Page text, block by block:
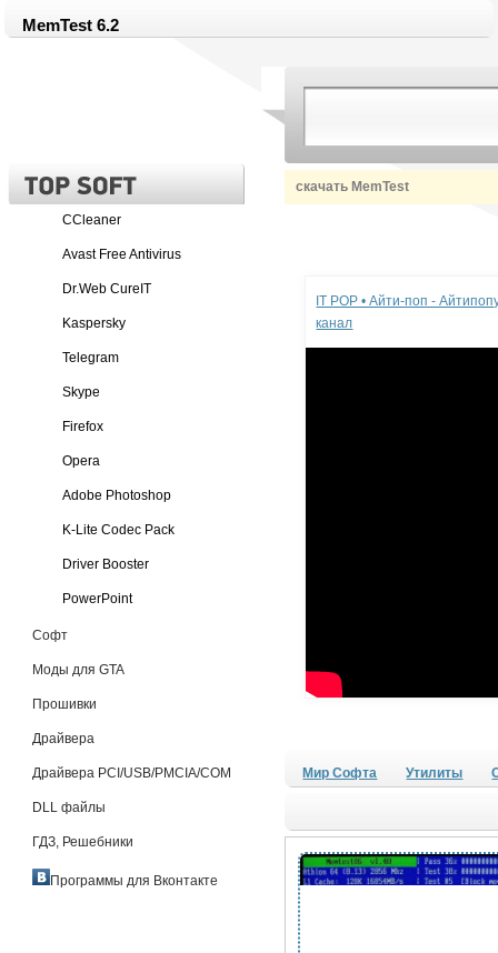
MemTest 6.2
скачать MemTest
CCleaner
Avast Free Antivirus
Dr.Web CureIT
Kaspersky
Telegram
Skype
Firefox
Opera
Adobe Photoshop
K-Lite Codec Pack
Driver Booster
PowerPoint
Софт
Моды для GTA
Прошивки
Драйвера
Драйвера PCI/USB/PMCIA/COM
DLL файлы
ГДЗ, Решебники
Программы для Вконтакте
IT POP • Айти-поп -
канал
Мир Софта Утилиты